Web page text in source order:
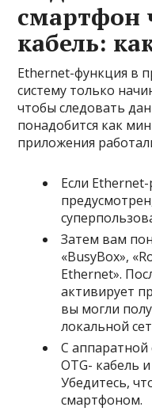
смартфон
кабель:
Ethernet-функция в
систему только
чтобы следовать
понадобится как
приложения
Если
Затем вам
«BusyBox»,
Ethernet».
активирует
вы могли
локальной
С аппаратной
OTG- кабель
Убедитесь,
смартфоном.